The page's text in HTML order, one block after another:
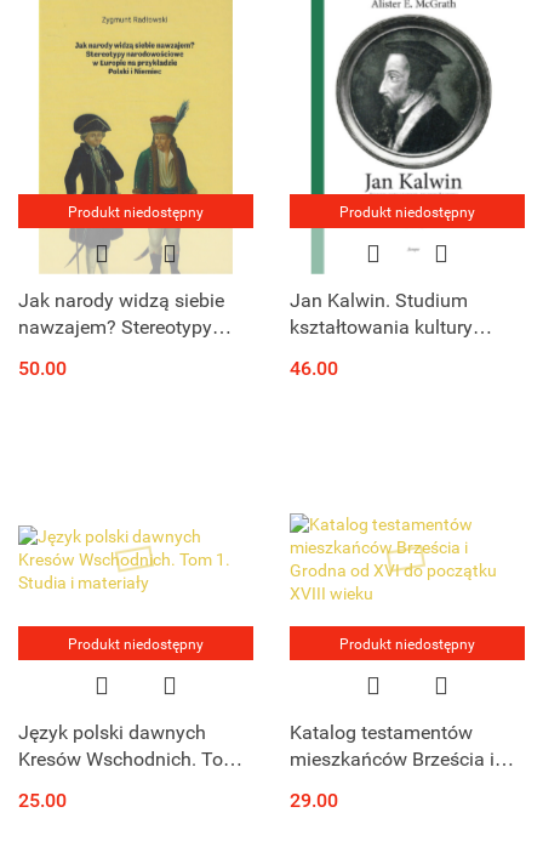
Produkt niedostępny
Jak narody widzą siebie
nawzajem? Stereotypy
na przykładzie Polski i
50.00
Produkt niedostępny
Jan Kalwin. Studium
kształtowania kultury
46.00
Produkt niedostępny
Język polski dawnych
Kresów Wschodnich. Tom
25.00
Produkt niedostępny
Katalog testamentów
mieszkańców Brześcia i
XVIII wieku
29.00